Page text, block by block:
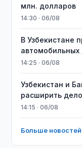
млн. долларов
14:30 · 06/08
В Узбекистане
автомобильных
14:25 · 06/08
Узбекистан и
расширить
14:15 · 06/08
Больше